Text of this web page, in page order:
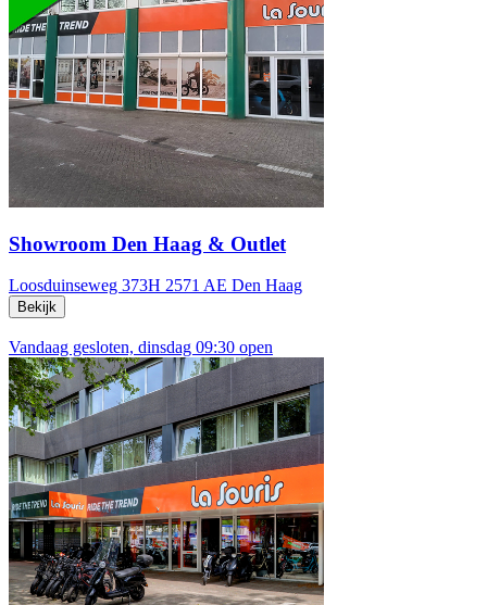
Showroom Den Haag & Outlet
Loosduinseweg 373H 2571 AE Den Haag
Bekijk
Vandaag gesloten, dinsdag 09:30 open